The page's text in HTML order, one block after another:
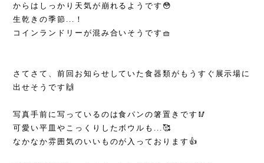
からはしっかり天気が崩れるようです😳
生乾きの季節...！
コインランドリーが混み合いそうです🧺
さてさて、前回お知らせしていた食器類がもうすぐ展示場に
出せそうです🙌
写真手前に写っているのは食パンの箸置きです🥢
可愛い平皿やこっくりしたボウルも...🥰
なかなか雰囲気のいいものが入っております👍